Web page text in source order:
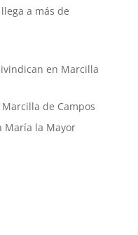
a más de
en Marcilla
de Campos
María la Mayor